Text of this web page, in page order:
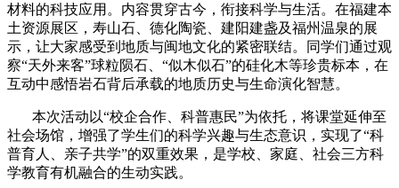
材料的科技应用。内容贯穿古今，衔接科学与生活。在福建本
土资源展区，寿山石、德化陶瓷、建阳建盏及福州温泉的展
示，让大家感受到地质与闽地文化的紧密联结。同学们通过观
察“天外来客”球粒陨石、“似木似石”的硅化木等珍贵标本，在
互动中感悟岩石背后承载的地质历史与生命演化智慧。
本次活动以“校企合作、科普惠民”为依托，将课堂延伸至
社会场馆，增强了学生们的科学兴趣与生态意识，实现了“科
普育人、亲子共学”的双重效果，是学校、家庭、社会三方科
学教育有机融合的生动实践。